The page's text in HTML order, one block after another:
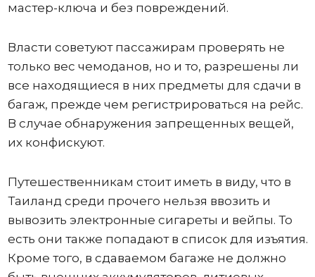
мастер-ключа и без повреждений.
Власти советуют пассажирам проверять не
только вес чемоданов, но и то, разрешены ли
все находящиеся в них предметы для сдачи в
багаж, прежде чем регистрироваться на рейс.
В случае обнаружения запрещенных вещей,
их конфискуют.
Путешественникам стоит иметь в виду, что в
Таиланд среди прочего нельзя ввозить и
вывозить электронные сигареты и вейпы. То
есть они также попадают в список для изъятия.
Кроме того, в сдаваемом багаже не должно